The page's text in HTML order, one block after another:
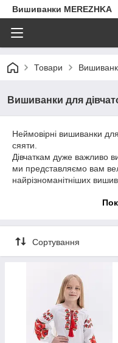
Вишиванки MEREZHKA
Товари
Вишиванки для
Неймовірні вишиванки
сяяти.
Дівчаткам дуже важливо
ми представляємо вам
найрізноманітніших
У нас представлені
На нашому сайті є
заслуговують уваги всіх
скоріше обирай свій
Сортування